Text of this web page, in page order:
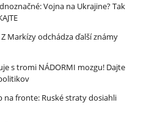
Vojna na Ukrajine? Tak
Markízy odchádza ďalší známy
s tromi NÁDORMI mozgu! Dajte
na fronte: Ruské straty dosiahli